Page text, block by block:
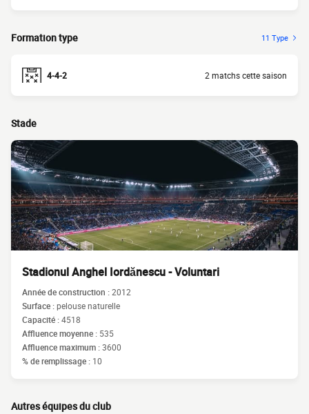
Formation type 11 Type
4-4-2 2 matchs cette saison
Stade
Stadionul Anghel Iordănescu - Voluntari
Année de construction :2012
Surface :pelouse naturelle
Capacité :4518
Affluence moyenne : 535
Affluence maximum :3600
% de remplissage : 10
Autres équipes du club